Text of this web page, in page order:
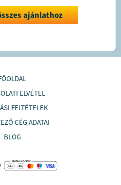
ajánlathoz
FELTÉTELEK
CÉG ADATAI
BLOG